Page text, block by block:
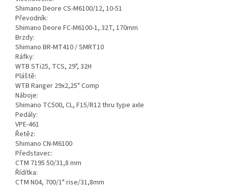
Shimano Deore CS-M6100/12, 10-51
Převodník:
Shimano Deore FC-M6100-1, 32T, 170mm
Brzdy:
Shimano BR-MT410 / SMRT10
Ráfky:
WTB STi25, TCS, 29", 32H
Pláště:
WTB Ranger 29x2,25" Comp
Náboje:
Shimano TC500, CL, F15/R12 thru type axle
Pedály:
VPE-461
Řetěz:
Shimano CN-M6100
Představec:
CTM 7195 50/31,8 mm
Řídítka:
CTM N04, 700/1" rise/31,8mm